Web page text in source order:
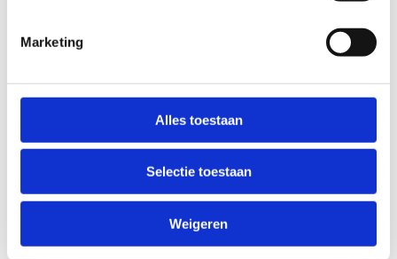
Marketing
Alles toestaan
Selectie toestaan
Weigeren
fietste zichzelf terug in de wedstrijd. Uiteindelijk finishte
Zes Nederlanders in top-tien Ironman 70.3
Duisburg
Maar liefst zes agegroupers haalden de top-tien van het
overall klassement in de halve Ironman in Duisburg. Pim
van Diemen wist de wedstrijd te winnen in 3 uur en 44
minuten, ruim drie minuten voor de nummer twee. Sem